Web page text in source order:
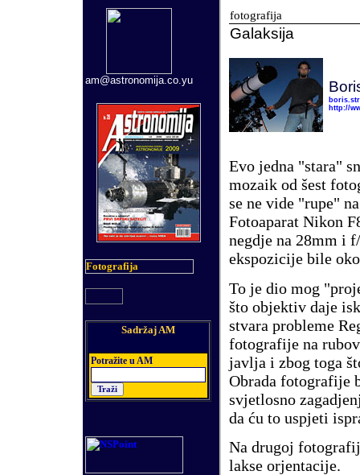
am@astronomija.co.yu
Fotografija
Sadržaj AM
Potražite u AM
fotografija
Galaksija
http://
Evo jedna "stara"
mozaik od šest
se ne vide "rupe"
Fotoaparat Nikon
negdje na 28mm i
ekspozicije bile
To je dio mog
što objektiv daje
stvara probleme
fotografije na
javlja i zbog toga
Obrada fotografije
svjetlosno
da ću to uspjeti
Na drugoj
lakse orjentacije.